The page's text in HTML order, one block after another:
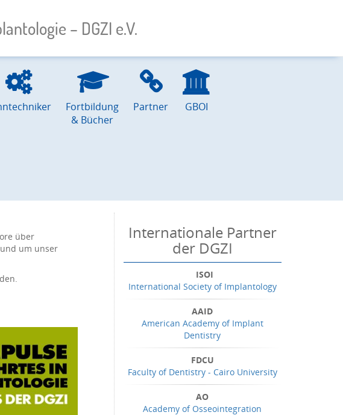
– DGZI e.V.
Fortbildung
& Bücher
Partner GBOI
über
um unser
Internationale Partner
der DGZI
ISOI
International Society of Implantology
AAID
American Academy of Implant
Dentistry
FDCU
Faculty of Dentistry - Cairo University
AO
Academy of Osseointegration